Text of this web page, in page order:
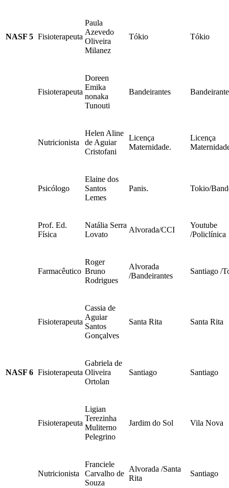
NASF 5 Fisioterapeuta
Paula
Azevedo
Oliveira
Milanez
Tókio Tókio
Fisioterapeuta
Doreen
Emika
nonaka
Tunouti
Bandeirantes
Nutricionista
Helen Aline
de Aguiar
Cristofani
Licença
Maternidade.
Licença
Psicólogo
Elaine dos
Santos
Lemes
Panis. Tokio/
NASF 6
Prof. Ed.
Física
Natália Serra
Lovato
Alvorada/CCI
Youtube
/Policlínica
Farmacêutico
Roger
Bruno
Rodrigues
Alvorada
/Bandeirantes
Santiago /
Fisioterapeuta
Cassia de
Aguiar
Santos
Gonçalves
Santa Rita Santa Rita
Fisioterapeuta
Gabriela de
Oliveira
Ortolan
Santiago Santiago
Fisioterapeuta
Ligian
Terezinha
Muliterno
Pelegrino
Jardim do Sol Vila Nova
Nutricionista
Franciele
Carvalho de
Souza
Alvorada /Santa
Rita
Santiago